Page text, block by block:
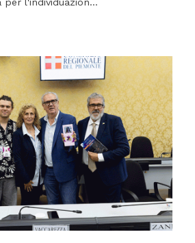
per l'individuazion...